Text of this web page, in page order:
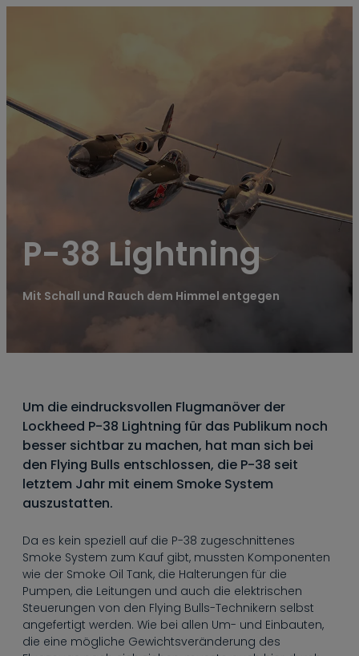
----
----
----
P-38 Lightning
Mit Schall und Rauch dem Himmel entgegen
Um die eindrucksvollen Flugmanöver der
Lockheed P-38 Lightning für das Publikum noch
besser sichtbar zu machen, hat man sich bei
den Flying Bulls entschlossen, die P-38 seit
letztem Jahr mit einem Smoke System
auszustatten.
Da es kein speziell auf die P-38 zugeschnittenes
Smoke System zum Kauf gibt, mussten Komponenten
wie der Smoke Oil Tank, die Halterungen für die
Pumpen, die Leitungen und auch die elektrischen
Steuerungen von den Flying Bulls-Technikern selbst
angefertigt werden. Wie bei allen Um- und Einbauten,
die eine mögliche Gewichtsveränderung des